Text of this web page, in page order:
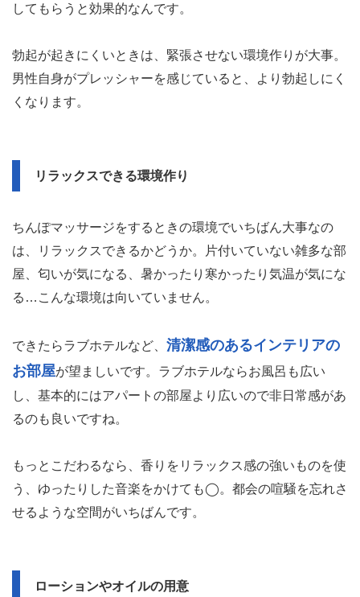
してもらうと効果的なんです。
勃起が起きにくいときは、緊張させない環境作りが大事。
男性自身がプレッシャーを感じていると、より勃起しにく
くなります。
リラックスできる環境作り
ちんぽマッサージをするときの環境でいちばん大事なの
は、リラックスできるかどうか。片付いていない雑多な部
屋、匂いが気になる、暑かったり寒かったり気温が気にな
る…こんな環境は向いていません。
できたらラブホテルなど、 清潔感のあるインテリアの
お部屋が望ましいです。ラブホテルならお風呂も広い
し、基本的にはアパートの部屋より広いので非日常感があ
るのも良いですね。
もっとこだわるなら、香りをリラックス感の強いものを使
う、ゆったりした音楽をかけても◯。都会の喧騒を忘れさ
せるような空間がいちばんです。
ローションやオイルの用意